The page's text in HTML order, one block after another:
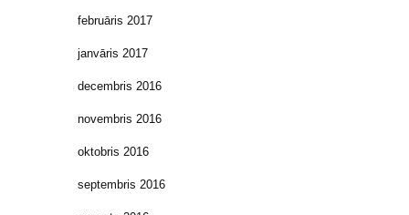
februāris 2017
janvāris 2017
decembris 2016
novembris 2016
oktobris 2016
septembris 2016